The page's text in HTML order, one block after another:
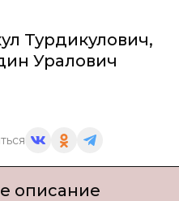
Турдикулович,
Уралович
описание